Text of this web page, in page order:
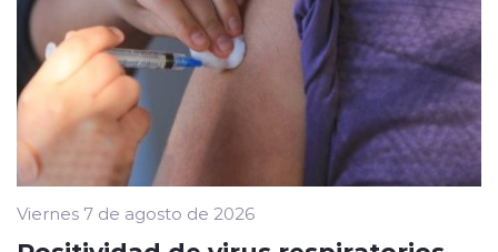
Viernes 7 de agosto de 2026